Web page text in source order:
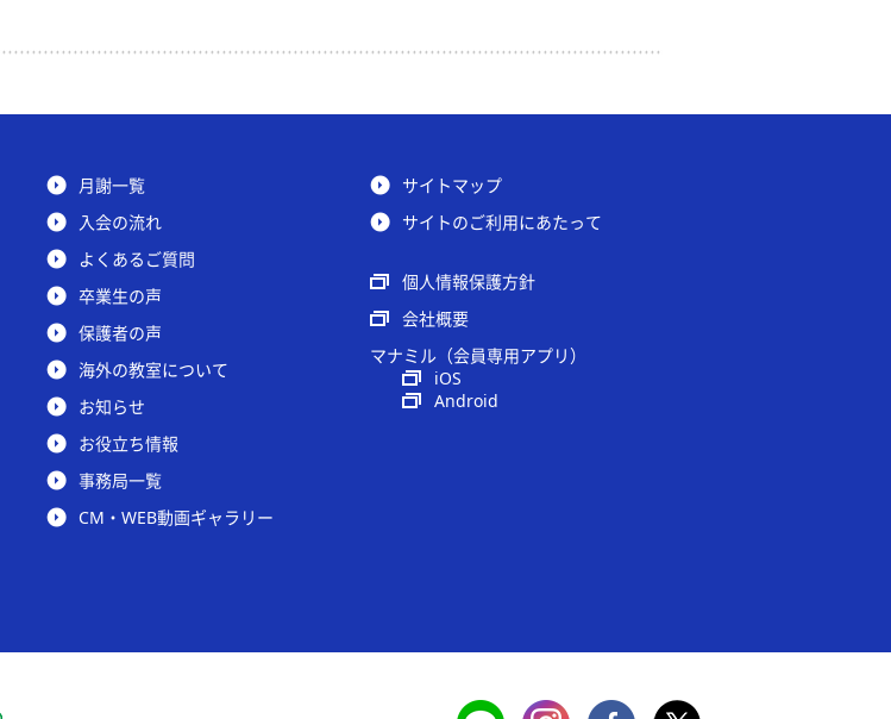
月謝一覧
入会の流れ
よくあるご質問
卒業生の声
保護者の声
海外の教室について
お知らせ
お役立ち情報
事務局一覧
CM・WEB動画ギャラリー
サイトマップ
サイトのご利用にあたって
個人情報保護方針
会社概要
マナミル（会員専用アプリ）
iOS
Android